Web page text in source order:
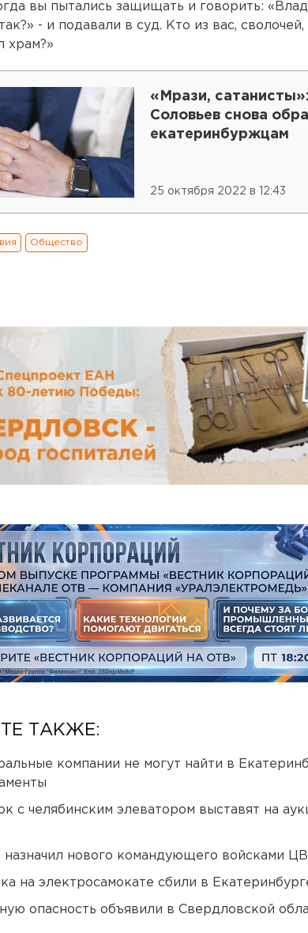
вы пытались защищать и говорить:
- и подавали в суд. Кто из вас,
храм?»
«Мрази,
Соловьев снова
екатеринбуржцам
25 октября 2022 в 12:43
Общество
ТАКЖЕ:
компании не могут найти в
с челябинским элеватором выставят на
назначил нового командующего войсками
на электросамокате сбили в
опасность объявили в Свердловской